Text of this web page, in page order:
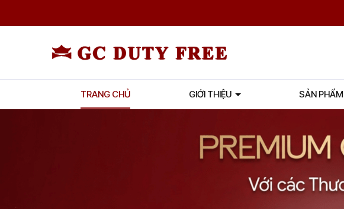
TRANG CHỦ GIỚI THIỆU SẢN PHẨM